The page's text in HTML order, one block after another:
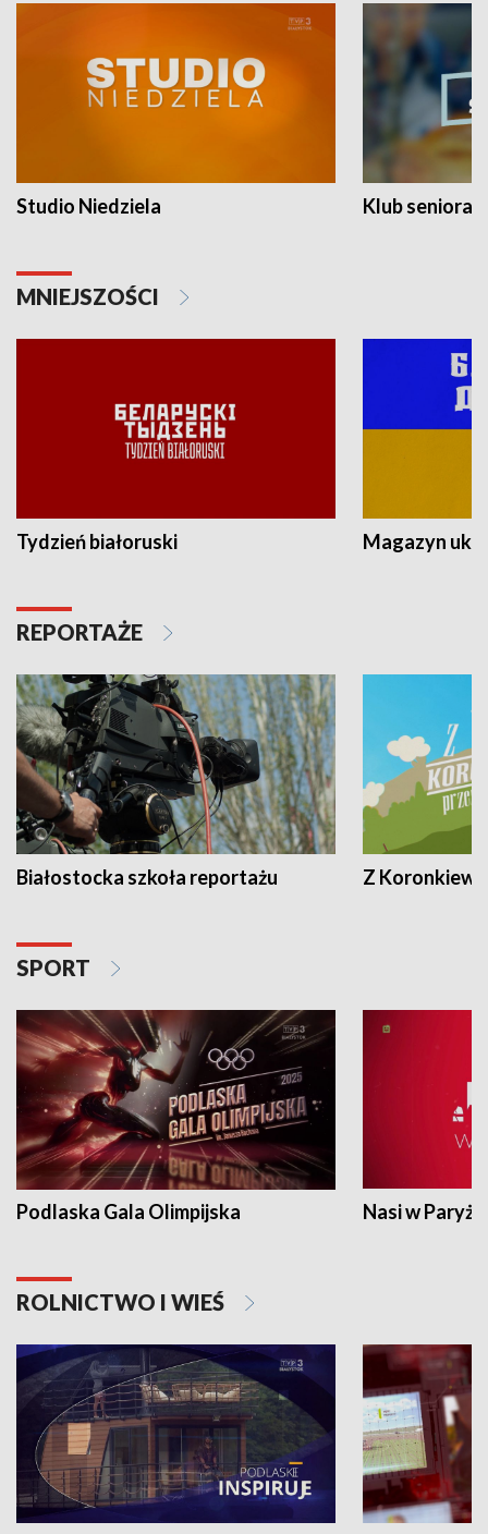
Studio Niedziela Klub seniora
MNIEJSZOŚCI
Tydzień białoruski Magazyn
REPORTAŻE
Białostocka szkoła reportażu Z
SPORT
Podlaska Gala Olimpijska Nasi w Paryżu
ROLNICTWO I WIEŚ